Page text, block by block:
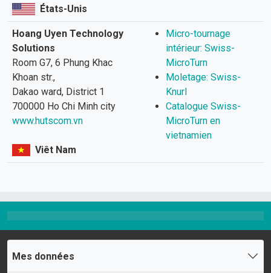
États-Unis
Hoang Uyen Technology
Solutions
Room G7, 6 Phung Khac
Khoan str.,
Dakao ward, District 1
700000 Ho Chi Minh city
www.hutscom.vn
Viêt Nam
Micro-tournage
intérieur: Swiss-
MicroTurn
Moletage: Swiss-
Knurl
Catalogue Swiss-
MicroTurn en
vietnamien
Mes données